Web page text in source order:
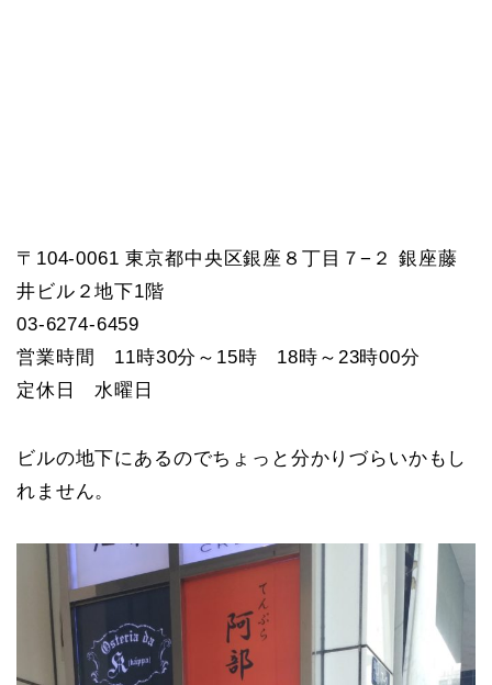
〒104-0061 東京都中央区銀座８丁目７−２ 銀座藤
井ビル２地下1階
03-6274-6459
営業時間 11時30分～15時 18時～23時00分
定休日 水曜日
ビルの地下にあるのでちょっと分かりづらいかもし
れません。